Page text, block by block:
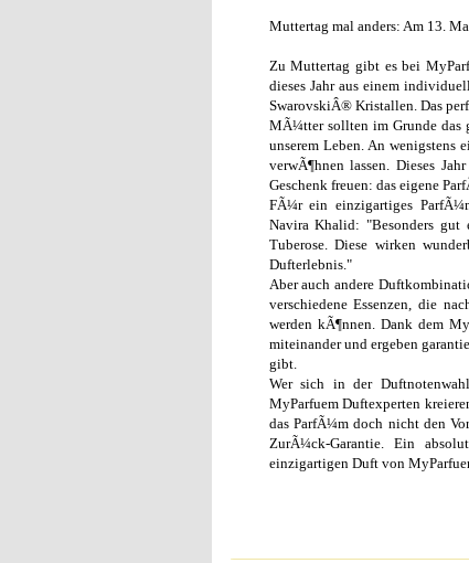
Muttertag mal anders: Am 13.
Zu Muttertag gibt es bei
dieses Jahr aus einem
SwarovskiÂ® Kristallen. Das
MÃ¼tter sollten im Grunde das
unserem Leben. An wenigstens
verwÃ¶hnen lassen. Dieses
Geschenk freuen: das eigene
FÃ¼r ein einzigartiges
Navira Khalid: "Besonders gut
Tuberose. Diese wirken
Dufterlebnis."
Aber auch andere
verschiedene Essenzen, die
werden kÃ¶nnen. Dank dem
miteinander und ergeben
gibt.
Wer sich in der
MyParfuem Duftexperten
das ParfÃ¼m doch nicht den
ZurÃ¼ck-Garantie. Ein
einzigartigen Duft von